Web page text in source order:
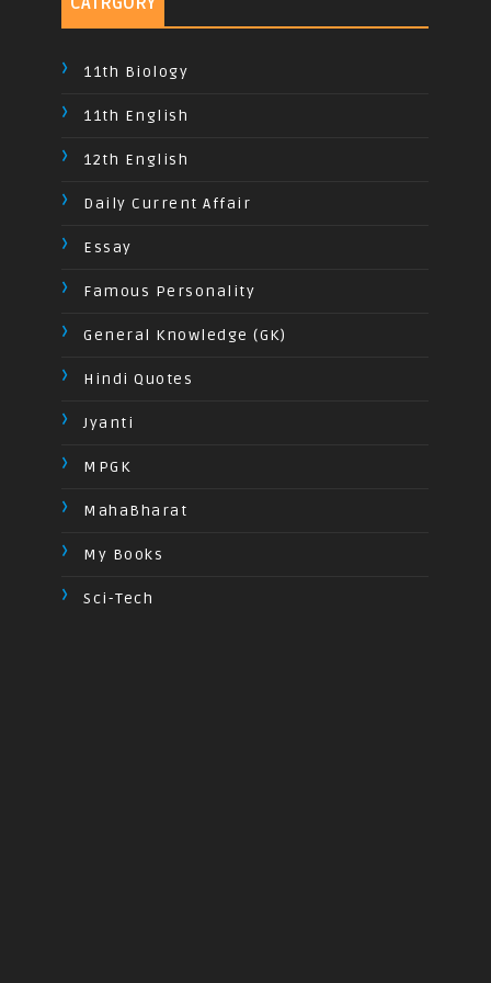
11th Biology
11th English
12th English
Daily Current Affair
Essay
Famous Personality
General Knowledge (GK)
Hindi Quotes
Jyanti
MPGK
MahaBharat
My Books
Sci-Tech